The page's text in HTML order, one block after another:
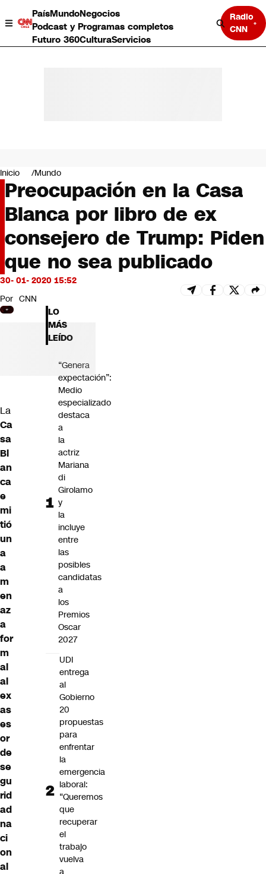
PaísMundoNegocios
Podcast y Programas completos
Futuro 360CulturaServicios
Radio
CNN
Negocios
Deportes
Programas completos
Cultura
Servicios
Bits
CNN tiempo
Futuro 360
Inicio Mundo
Preocupación en la Casa
Blanca por libro de ex
consejero de Trump: Piden
que no sea publicado
30- 01- 2020 15:52
Por CNN
La
Ca
sa
Bl
an
ca
e
mi
tió
un
a
a
m
en
az
a
for
m
al
al
ex
as
es
or
de
se
gu
rid
ad
na
ci
on
al
LO
MÁS
LEÍDO
“Genera
expectación”:
Medio
especializado
destaca
a
la
actriz
Mariana
di
Girolamo
y
la
incluye
entre
las
posibles
candidatas
a
los
Premios
Oscar
2027
UDI
entrega
al
Gobierno
20
propuestas
para
enfrentar
la
emergencia
laboral:
“Queremos
que
recuperar
el
trabajo
vuelva
a